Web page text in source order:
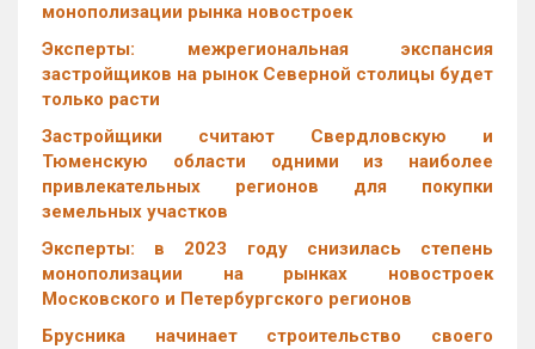
монополизации рынка новостроек
Эксперты: межрегиональная экспансия
застройщиков на рынок Северной столицы будет
только расти
Застройщики считают Свердловскую и
Тюменскую области одними из наиболее
привлекательных регионов для покупки
земельных участков
Эксперты: в 2023 году снизилась степень
монополизации на рынках новостроек
Московского и Петербургского регионов
Брусника начинает строительство своего